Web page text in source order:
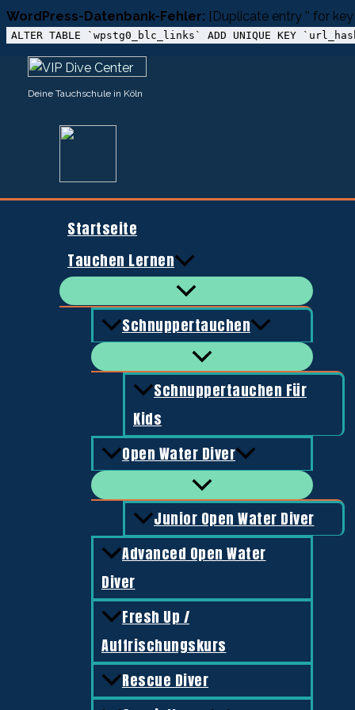
WordPress-Datenbank-Fehler: [Duplicate entry '' for key
ALTER TABLE `wpstg0_blc_links` ADD UNIQUE KEY
Zum
Deine Tauchschule in Köln
Startseite
Tauchen Lernen
Schnuppertauchen
Schnuppertauchen Für
Kids
Open Water Diver
Junior Open Water Diver
Advanced Open Water
Diver
Fresh Up /
Auffrischungskurs
Rescue Diver
/ Cressi Carbon Jacket
Cressi Carbon Jacket
Bleiintegriertes, Komfort-Jacket von Cressi. Robust,
Tarierjackets Schlagwörter: